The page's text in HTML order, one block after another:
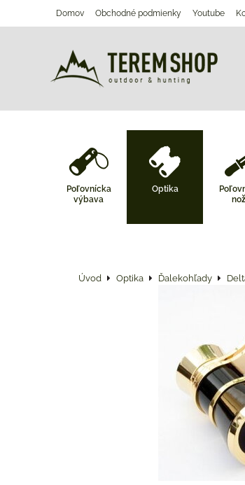
Domov Obchodné podmienky Youtube
Poľovnícka
výbava
Optika
Úvod Optika Ďalekohľady